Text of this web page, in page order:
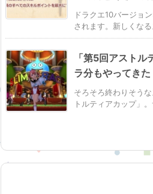
ドラクエ10バージョ
されます。新しくな
「第5回アストル
ラ分もやってきた
そろそろ終わりそう
トルティアカップ」